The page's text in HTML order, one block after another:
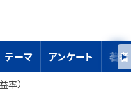
テーマ アンケート 著者
率）